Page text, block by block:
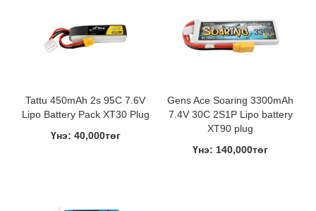
Tattu 450mAh 2s 95C 7.6V
Lipo Battery Pack XT30 Plug
Үнэ: 40,000төг
Gens Ace Soaring 3300mAh
7.4V 30C 2S1P Lipo battery
XT90 plug
Үнэ: 140,000төг